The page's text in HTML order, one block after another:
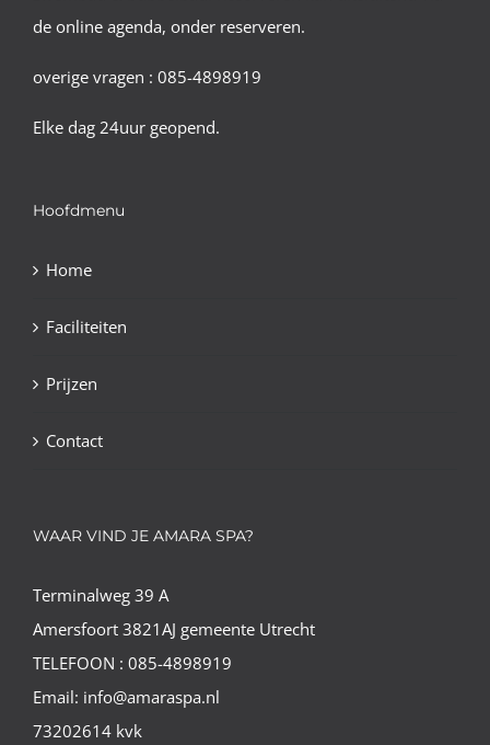
de online agenda, onder reserveren.
overige vragen : 085-4898919
Elke dag 24uur geopend.
Hoofdmenu
Home
Faciliteiten
Prijzen
Contact
WAAR VIND JE AMARA SPA?
Terminalweg 39 A
Amersfoort 3821AJ gemeente Utrecht
TELEFOON : 085-4898919
Email: info@amaraspa.nl
73202614 kvk